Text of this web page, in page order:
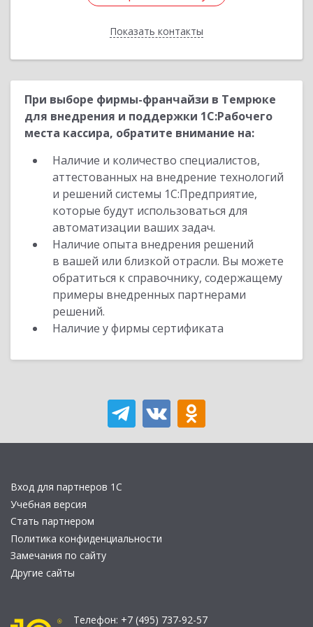
Показать контакты
Назад
При выборе фирмы-франчайзи в Темрюке
для внедрения и поддержки 1С:Рабочего
места кассира, обратите внимание на:
Наличие и количество специалистов,
аттестованных на внедрение технологий
и решений системы 1С:Предприятие,
которые будут использоваться для
автоматизации ваших задач.
Наличие опыта внедрения решений
в вашей или близкой отрасли. Вы можете
обратиться к справочнику, содержащему
примеры внедренных партнерами
решений.
Наличие у фирмы сертификата
Вход для партнеров 1С
Учебная версия
Стать партнером
Политика конфиденциальности
Замечания по сайту
Другие сайты
Телефон: +7 (495) 737-92-57